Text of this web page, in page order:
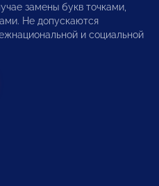
замены букв точками,
Не допускаются
и социальной